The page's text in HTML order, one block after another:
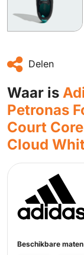
Delen
Waar is
Petronas
Court
Cloud
Beschikbare maten